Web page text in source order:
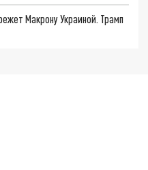
Макрону Украиной. Трамп